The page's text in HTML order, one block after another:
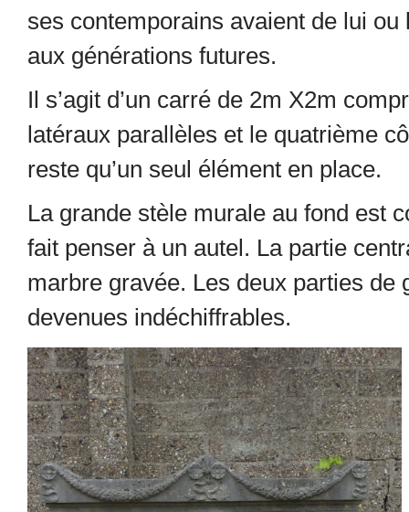
ses contemporains avaient de lui ou
aux générations futures.
Il s’agit d’un carré de 2m X2m
latéraux parallèles et le quatrième
reste qu’un seul élément en place.
La grande stèle murale au fond est
fait penser à un autel. La partie
marbre gravée. Les deux parties
devenues indéchiffrables.